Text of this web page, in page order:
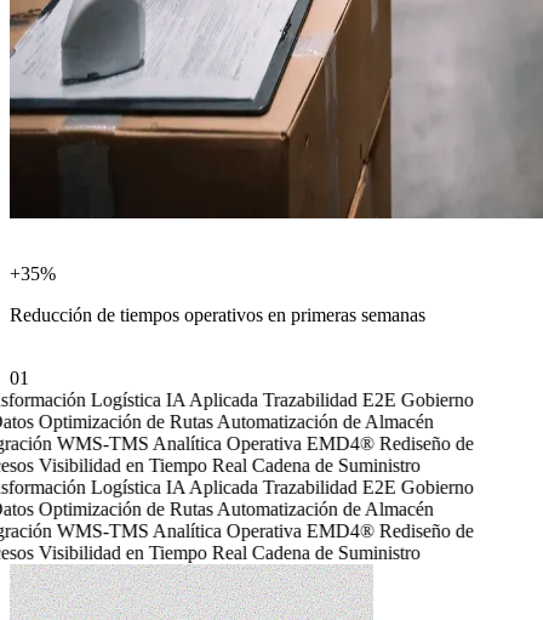
+35%
Reducción de tiempos operativos en primeras semanas
01
Logística IA Aplicada Trazabilidad E2E Gobierno
Optimización de RutasAutomatización de Almacén
WMS-TMSAnalítica Operativa EMD4® Rediseño de
Visibilidad en Tiempo Real Cadena de Suministro
Logística IA Aplicada Trazabilidad E2E Gobierno
Optimización de RutasAutomatización de Almacén
WMS-TMSAnalítica Operativa EMD4® Rediseño de
Visibilidad en Tiempo Real Cadena de Suministro